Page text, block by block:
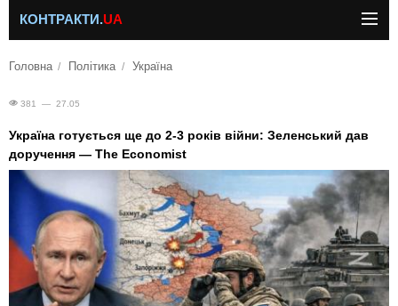
КОНТРАКТИ.UA
Головна Політика Україна
381 — 27.05
Україна готується ще до 2-3 років війни: Зеленський дав
доручення — The Economist